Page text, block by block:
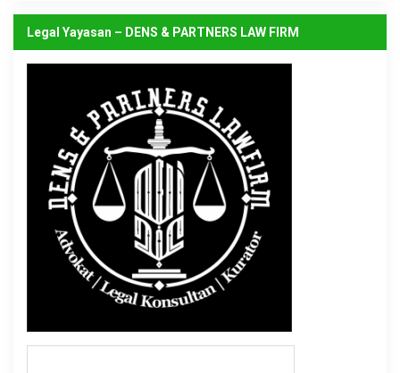
Legal Yayasan – DENS & PARTNERS LAW FIRM